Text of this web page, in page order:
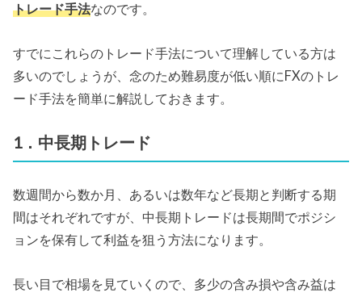
トレード手法なのです。
すでにこれらのトレード手法について理解している方は
多いのでしょうが、念のため難易度が低い順にFXのトレ
ード手法を簡単に解説しておきます。
1．中長期トレード
数週間から数か月、あるいは数年など長期と判断する期
間はそれぞれですが、中長期トレードは長期間でポジシ
ョンを保有して利益を狙う方法になります。
長い目で相場を見ていくので、多少の含み損や含み益は